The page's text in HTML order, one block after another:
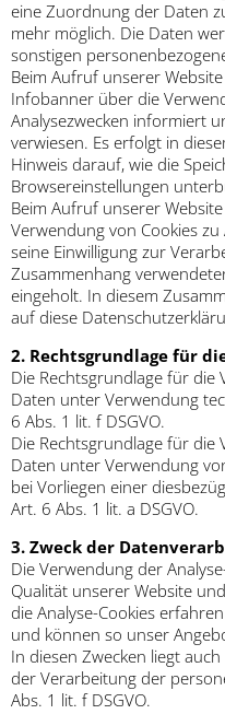
eine Zuordnung der Daten
mehr möglich. Die Daten
sonstigen
Beim Aufruf unserer
Infobanner über die
Analysezwecken informiert
verwiesen. Es erfolgt in
Hinweis darauf, wie die
Browsereinstellungen
Beim Aufruf unserer
Verwendung von Cookies
seine Einwilligung zur
Zusammenhang
eingeholt. In diesem
auf diese
2. Rechtsgrundlage für
Die Rechtsgrundlage für
Daten unter Verwendung
6 Abs. 1 lit. f DSGVO.
Die Rechtsgrundlage für
Daten unter Verwendung
bei Vorliegen einer
Art. 6 Abs. 1 lit. a DSGVO.
3. Zweck der
Die Verwendung der
Qualität unserer Website
die Analyse-Cookies
und können so unser
In diesen Zwecken liegt
der Verarbeitung der
Abs. 1 lit. f DSGVO.